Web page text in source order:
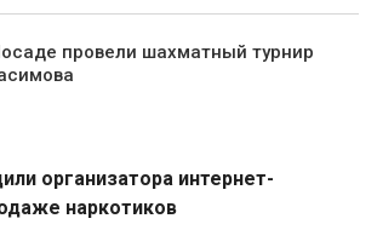
провели шахматный турнир
организатора интернет-
наркотиков